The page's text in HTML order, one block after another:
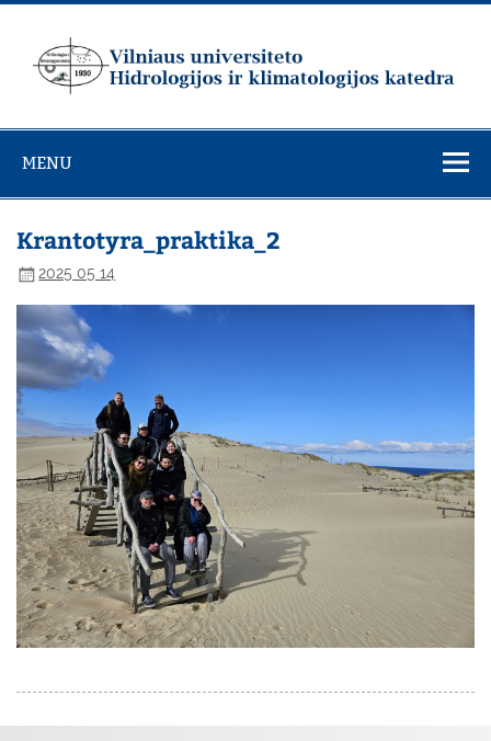
Skip
universiteto
Hidrologijos ir
klimatologijos
MENU
Krantotyra_praktika_2
2025 05 14